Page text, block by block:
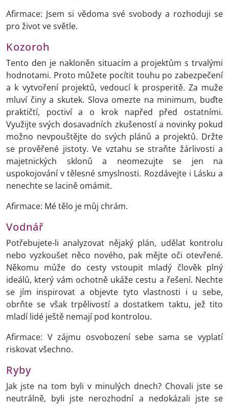
Afirmace: Jsem si vědoma své svobody a rozhoduji se
pro život ve světle.
Kozoroh
Tento den je nakloněn situacím a projektům s trvalými
hodnotami. Proto můžete pocítit touhu po zabezpečení
a k vytvoření projektů, vedoucí k prosperitě. Za muže
mluví činy a skutek. Slova omezte na minimum, buďte
praktičtí, poctiví a o krok napřed před ostatními.
Využijte svých dosavadních zkušeností a novinky pokud
možno nevpouštějte do svých plánů a projektů. Držte
se prověřené jistoty. Ve vztahu se straňte žárlivosti a
majetnických sklonů a neomezujte se jen na
uspokojování v tělesné smyslnosti. Rozdávejte i Lásku a
nenechte se lacině omámit.
Afirmace: Mé tělo je můj chrám.
Vodnář
Potřebujete-li analyzovat nějaký plán, udělat kontrolu
nebo vyzkoušet něco nového, pak mějte oči otevřené.
Někomu může do cesty vstoupit mladý člověk plný
ideálů, který vám ochotně ukáže cestu a řešení. Nechte
se jím inspirovat a objevte tyto vlastnosti i u sebe,
obrňte se však trpělivostí a dostatkem taktu, jež tito
mladí lidé ještě nemají pod kontrolou.
Afirmace: V zájmu osvobození sebe sama se vyplatí
riskovat všechno.
Ryby
Jak jste na tom byli v minulých dnech? Chovali jste se
neutrálně, byli jste nerozhodní a nedokázali jste se